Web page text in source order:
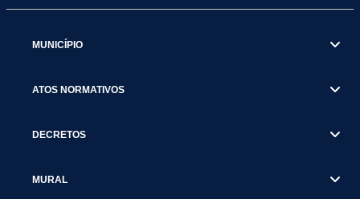
MUNICÍPIO
ATOS NORMATIVOS
DECRETOS
MURAL